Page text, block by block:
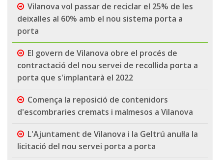
Vilanova vol passar de reciclar el 25% de les
deixalles al 60% amb el nou sistema porta a
porta
El govern de Vilanova obre el procés de
contractació del nou servei de recollida porta a
porta que s'implantarà el 2022
Comença la reposició de contenidors
d'escombraries cremats i malmesos a Vilanova
L'Ajuntament de Vilanova i la Geltrú anul·la la
licitació del nou servei porta a porta